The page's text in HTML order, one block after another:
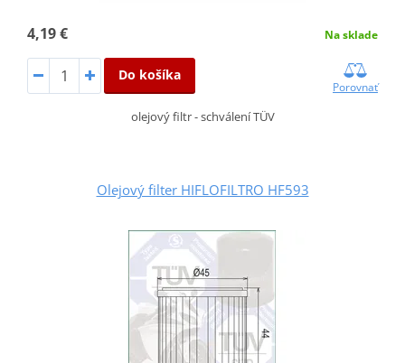
4,19 € Na sklade
Do košíka
Porovnať
olejový filtr - schválení TÜV
Olejový filter HIFLOFILTRO HF593